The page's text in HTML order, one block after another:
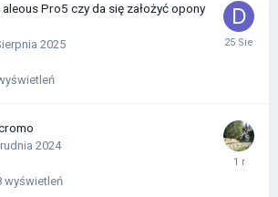
Pro5 czy da się założyć opony
2025
2024
wyświetleń